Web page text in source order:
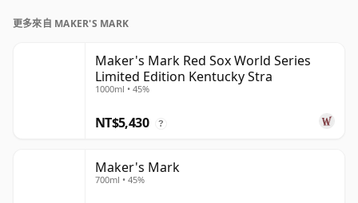
更多來自 MAKER'S MARK
Maker's Mark Red Sox World Series
Limited Edition Kentucky Stra
1000ml • 45%
NT$5,430 ?
Maker's Mark
700ml • 45%